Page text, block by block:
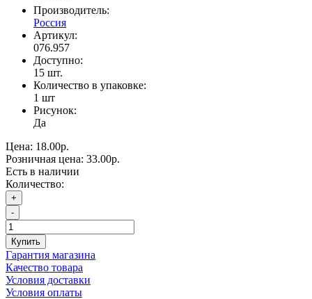
Производитель:
Россия
Артикул:
076.957
Доступно:
15 шт.
Количество в упаковке:
1 шт
Рисунок:
Да
Цена: 18.00р.
Розничная цена: 33.00р.
Есть в наличии
Количество:
+
-
Купить
Гарантия магазина
Качество товара
Условия доставки
Условия оплаты